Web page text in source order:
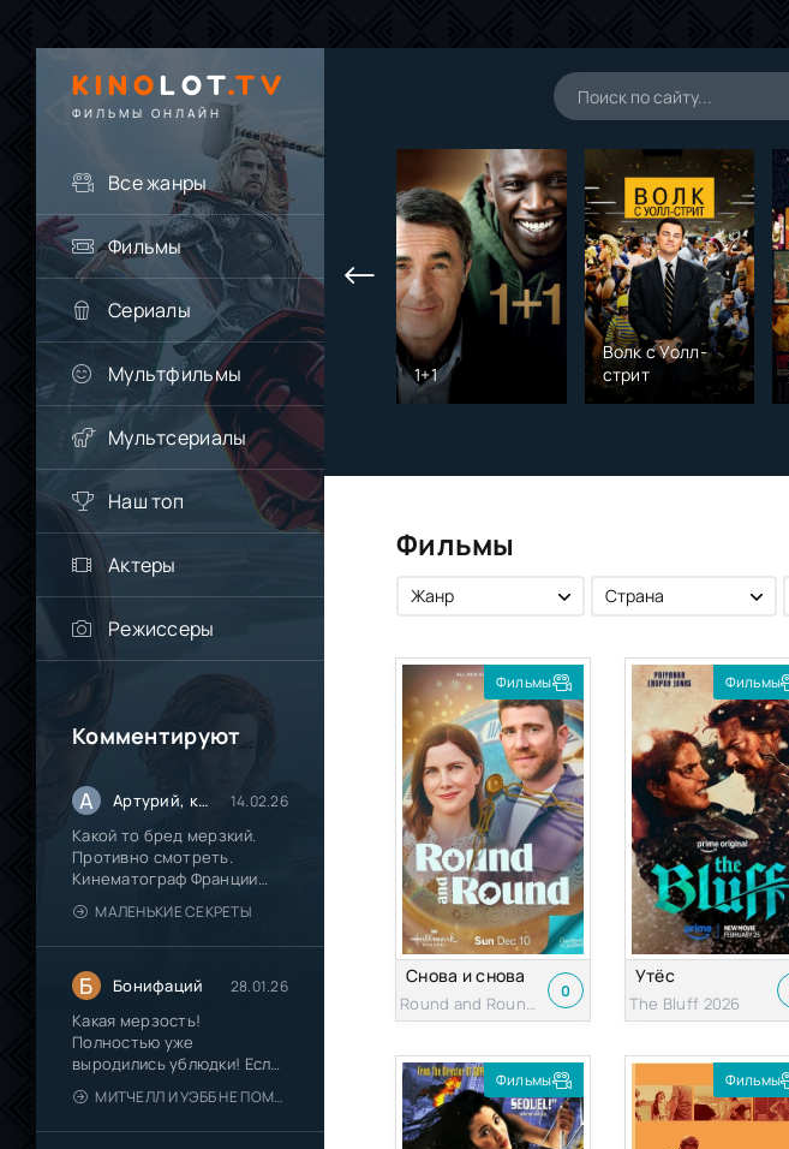
KINO LOT.TV
ФИЛЬМЫ ОНЛАЙН
Все жанры
Фильмы
Сериалы
Мультфильмы
Мультсериалы
Наш топ
Актеры
Режиссеры
Комментируют
А Артурий, кинокритик из Паттайи. 14.02.26
Какой то бред мерзкий.
Противно смотреть.
Кинематограф Франции
окончательно
МАЛЕНЬКИЕ СЕКРЕТЫ
Б Бонифаций 28.01.26
Какая мерзость!
Полностью уже
выродились ублюдки! Если
их "Пип-шоу"
МИТЧЕЛЛ И УЭББ НЕ ПОМОГАЮТ
1+1
Волк с Уолл-
стрит
Фильмы
Фильмы
Снова и снова
Round and Round 2023
0
Фильмы
Утёс
The Bluff 2026
Фильмы Фильмы